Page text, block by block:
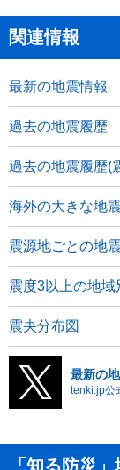
関連情報
最新の地震情報
過去の地震履歴
過去の地震履歴(
海外の大きな地震
震源地ごとの地
震度3以上の地域
震央分布図
最新の
tenki.jp公
「知る防災